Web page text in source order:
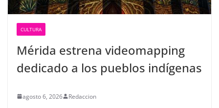
CULTURA
Mérida estrena videomapping
dedicado a los pueblos indígenas
agosto 6, 2026 Redaccion